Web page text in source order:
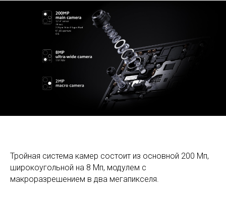
Тройная система камер состоит из основной 200 Мп,
широкоугольной на 8 Мп, модулем с
макроразрешением в два мегапикселя.